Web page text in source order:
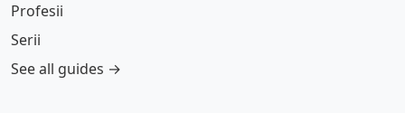
Profesii
Serii
See all guides →